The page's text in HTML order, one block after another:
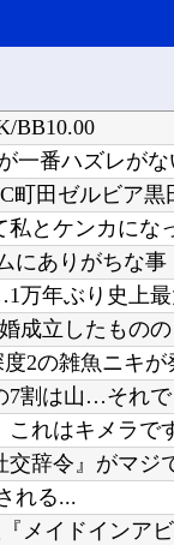
BB10.00
一番ハズレがな
町田ゼルビア黒
にありがちな事
2の雑魚ニキが
辞令』がマジ
れる...